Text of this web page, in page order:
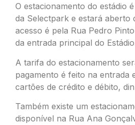
O estacionamento do estádio
da Selectpark e estará aberto
acesso é pela Rua Pedro
da entrada principal do
A tarifa do estacionamento
pagamento é feito na entrada
cartões de crédito e débito,
Também existe um
disponível na Rua Ana